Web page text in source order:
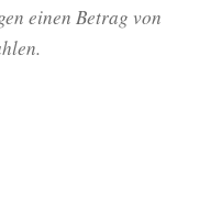
einen Betrag von